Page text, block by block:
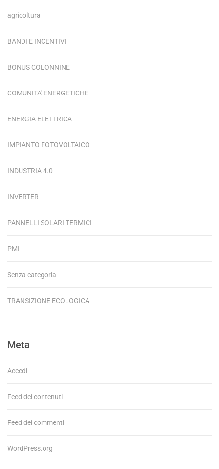
agricoltura
BANDI E INCENTIVI
BONUS COLONNINE
COMUNITA' ENERGETICHE
ENERGIA ELETTRICA
IMPIANTO FOTOVOLTAICO
INDUSTRIA 4.0
INVERTER
PANNELLI SOLARI TERMICI
PMI
Senza categoria
TRANSIZIONE ECOLOGICA
Meta
Accedi
Feed dei contenuti
Feed dei commenti
WordPress.org